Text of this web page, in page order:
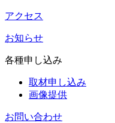
アクセス
お知らせ
各種申し込み
取材申し込み
画像提供
お問い合わせ